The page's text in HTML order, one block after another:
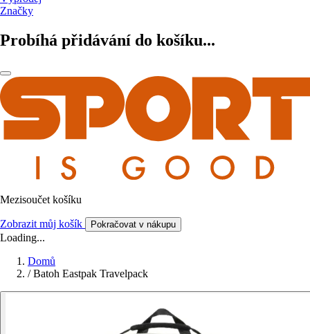
Značky
Probíhá přidávání do košíku...
Mezisoučet košíku
Zobrazit můj košík Pokračovat v nákupu
Loading...
Domů
/ Batoh Eastpak Travelpack